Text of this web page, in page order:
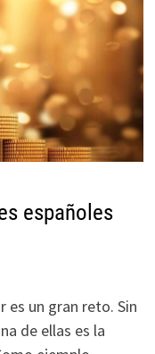
españoles
es un gran reto. Sin
de ellas es la